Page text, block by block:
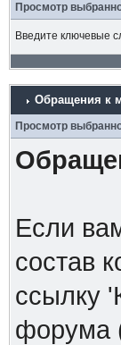
Просмотр
Введите ключевые
Обращения к
Просмотр
Если
состав
ссылку
форума